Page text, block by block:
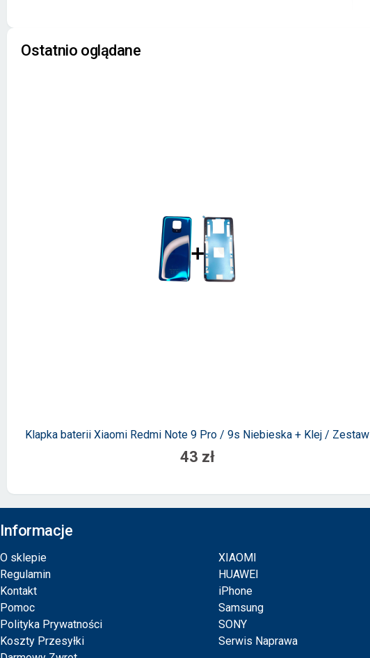
Ostatnio oglądane
Klapka baterii Xiaomi Redmi Note 9 Pro / 9s Niebieska + Klej / Zestaw
43 zł
Informacje
O sklepie
Regulamin
Kontakt
Pomoc
Polityka Prywatności
Koszty Przesyłki
XIAOMI
HUAWEI
iPhone
Samsung
SONY
Serwis Naprawa